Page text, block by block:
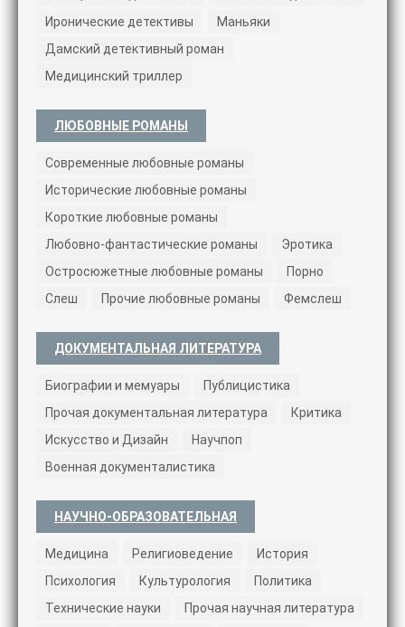
Иронические детективы
Маньяки
Дамский детективный роман
Медицинский триллер
ЛЮБОВНЫЕ РОМАНЫ
Современные любовные романы
Исторические любовные романы
Короткие любовные романы
Любовно-фантастические романы
Эротика
Остросюжетные любовные романы
Порно
Слеш
Прочие любовные романы Фемслеш
ДОКУМЕНТАЛЬНАЯ ЛИТЕРАТУРА
Биографии и мемуары
Публицистика
Прочая документальная литература
Критика
Искусство и Дизайн
Научпоп
Военная документалистика
НАУЧНО-ОБРАЗОВАТЕЛЬНАЯ
Медицина Религиоведение
История
Психология
Культурология
Политика
Технические науки
Прочая научная литература